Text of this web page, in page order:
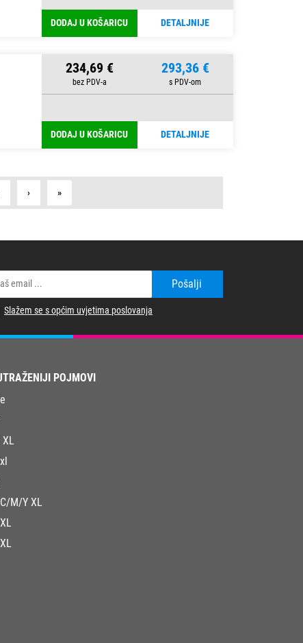
DODAJ U KOŠARICU DETALJNIJE
234,69 € 293,36 €
DODAJ U KOŠARICU DETALJNIJE
›Next »Last
Pošalji
Slažem se s općim uvjetima poslovanja
POJMOVI
M/Y XL